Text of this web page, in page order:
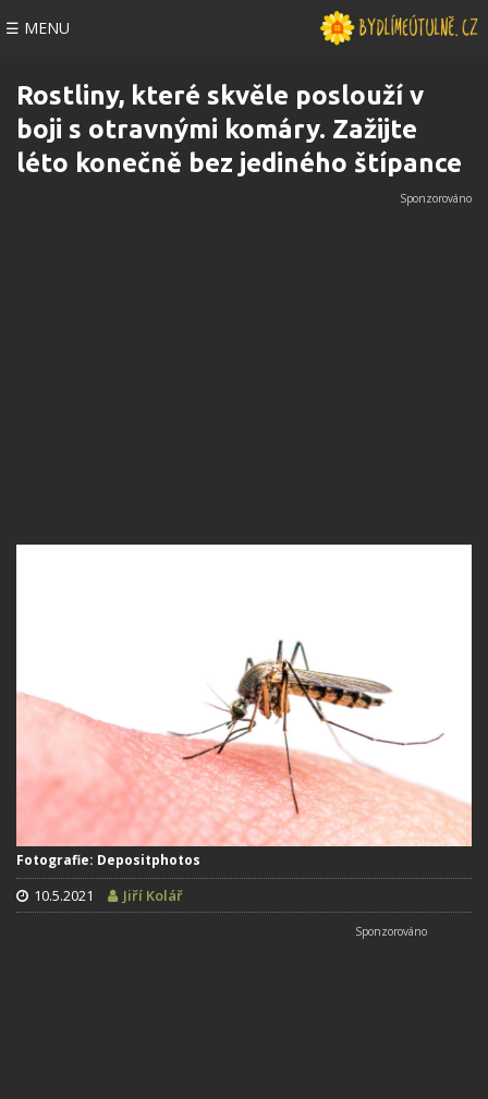
☰ MENU
Rostliny, které skvěle poslouží v
boji s otravnými komáry. Zažijte
léto konečně bez jediného štípance
Fotografie: Depositphotos
10.5.2021 Jiří Kolář